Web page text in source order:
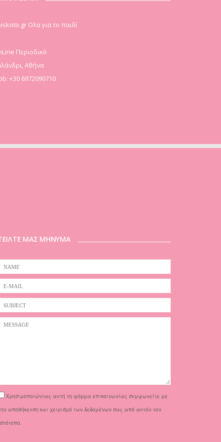
Ολα για το παιδί
Περιοδικό
Αθήνα
+30 6972090710
ΜΑΣ ΜΗΝΥΜΑ
Χρησιμοποιώντας αυτή τη φόρμα επικοινωνίας συμφωνείτε με
αποθήκευση και χειρισμό των δεδομένων σας από αυτόν τον